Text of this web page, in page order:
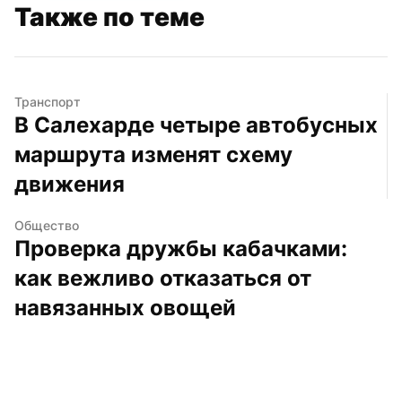
Также по теме
Транспорт
В Салехарде четыре автобусных
маршрута изменят схему
движения
Общество
Проверка дружбы кабачками:
как вежливо отказаться от
навязанных овощей